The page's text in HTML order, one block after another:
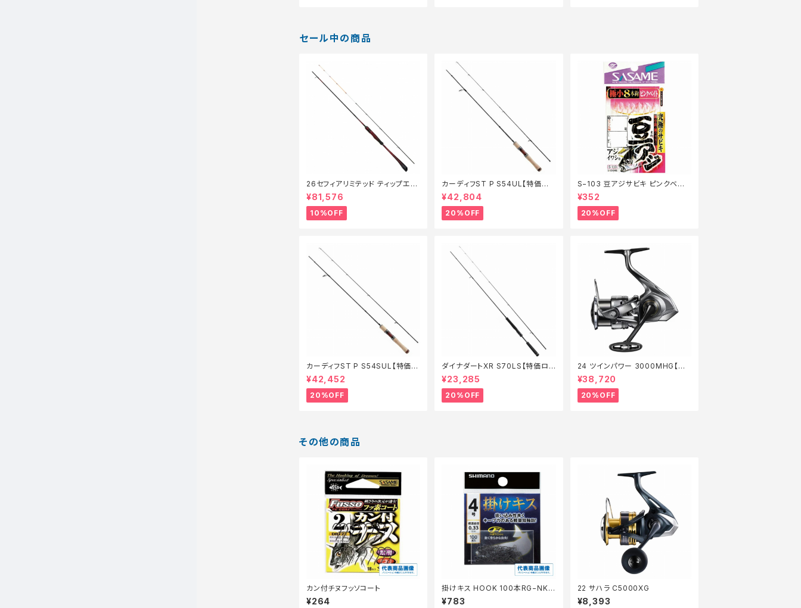
セール中の商品
26セフィアリミテッド ティップエギ
ング S63ML+S【継続セール_ロッ
ド】【10】
¥81,576
10%OFF
カーディフST P S54UL【特価ロッ
ド】【20】
¥42,804
20%OFF
S−103 豆アジサビキ ピンクベイト
1【特価仕掛】【20】
¥352
20%OFF
カーディフST P S54SUL【特価ロ
ッド】【20】
¥42,452
20%OFF
ダイナダートXR S70LS【特価ロッ
ド】【20】
¥23,285
20%OFF
24 ツインパワー 3000MHG【特
価リール】【20】
¥38,720
20%OFF
その他の商品
カン付チヌフッソコート
¥264
掛けキス HOOK 100本RG−NK1
N【継続セール_仕掛】
¥783
22 サハラ C5000XG
¥8,393